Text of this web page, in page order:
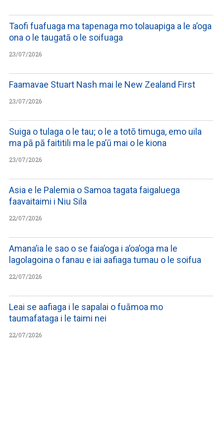
Taofi fuafuaga ma tapenaga mo tolauapiga a le a’oga
ona o le taugatā o le soifuaga
23/07/2026
Faamavae Stuart Nash mai le New Zealand First
23/07/2026
Suiga o tulaga o le tau; o le a totō timuga, emo uila
ma pā pā faititili ma le pa’ū mai o le kiona
23/07/2026
Asia e le Palemia o Samoa tagata faigaluega
faavaitaimi i Niu Sila
22/07/2026
Amana’ia le sao o se faia’oga i a’oa’oga ma le
lagolagoina o fanau e iai aafiaga tumau o le soifua
22/07/2026
Leai se aafiaga i le sapalai o fuāmoa mo
taumafataga i le taimi nei
22/07/2026